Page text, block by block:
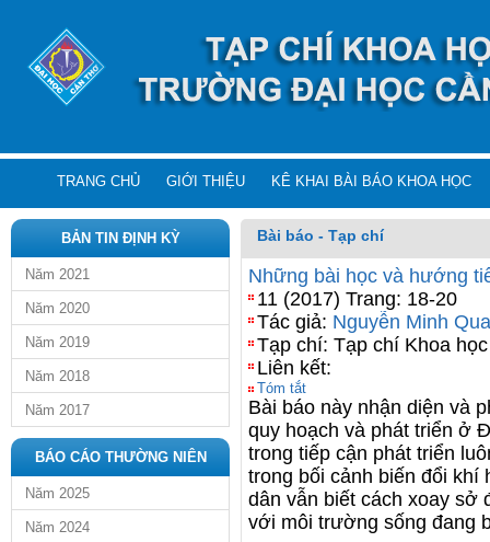
TRANG CHỦ GIỚI THIỆU KÊ KHAI BÀI BÁO KHOA HỌC
BẢN TIN ĐỊNH KỲ
Năm 2021
Năm 2020
Năm 2019
Năm 2018
Năm 2017
BÁO CÁO THƯỜNG NIÊN
Năm 2025
Năm 2024
Bài báo - Tạp chí
Những bài học và hướng
11 (2017) Trang: 18-20
Tác giả: Nguyễn Minh
Tạp chí: Tạp chí Khoa
Liên kết:
Tóm tắt
Bài báo này nhận diện và
quy hoạch và phát triển ở
trong tiếp cận phát triển
trong bối cảnh biến đổi
dân vẫn biết cách xoay sở
với môi trường sống đang